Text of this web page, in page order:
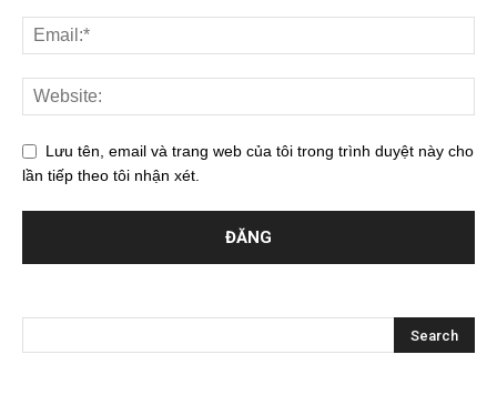
Lưu tên, email và trang web của tôi trong trình duyệt này cho
lần tiếp theo tôi nhận xét.